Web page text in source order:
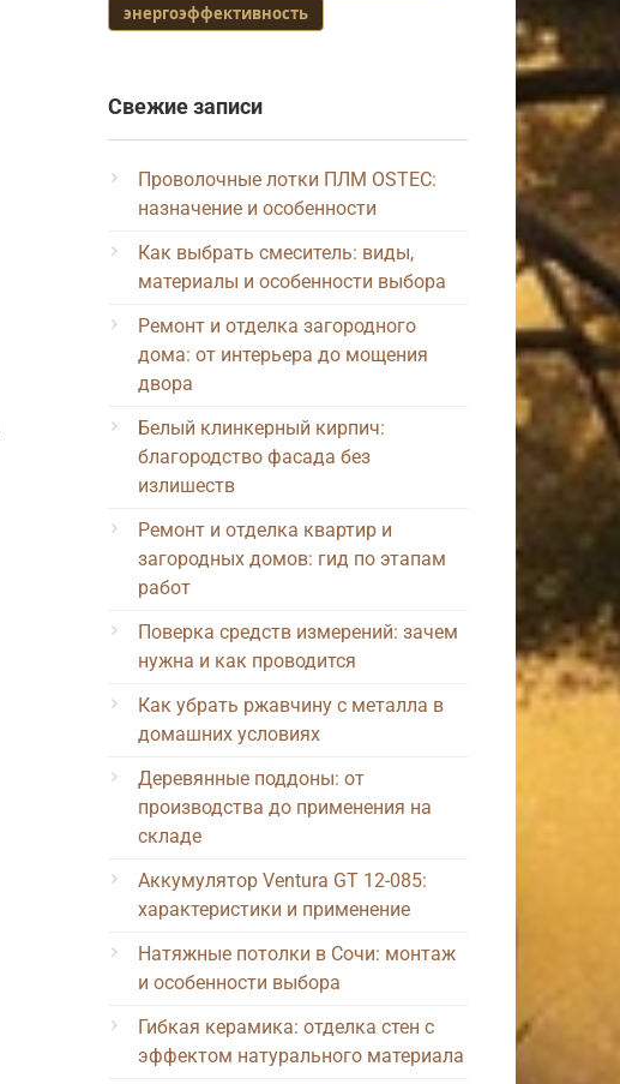
энергоэффективность
Свежие записи
Проволочные лотки ПЛМ OSTEC:
назначение и особенности
Как выбрать смеситель: виды,
материалы и особенности выбора
Ремонт и отделка загородного
дома: от интерьера до мощения
двора
Белый клинкерный кирпич:
благородство фасада без
излишеств
Ремонт и отделка квартир и
загородных домов: гид по этапам
работ
Поверка средств измерений: зачем
нужна и как проводится
Как убрать ржавчину с металла в
домашних условиях
Деревянные поддоны: от
производства до применения на
складе
Аккумулятор Ventura GT 12-085:
характеристики и применение
Натяжные потолки в Сочи: монтаж
и особенности выбора
Гибкая керамика: отделка стен с
эффектом натурального материала